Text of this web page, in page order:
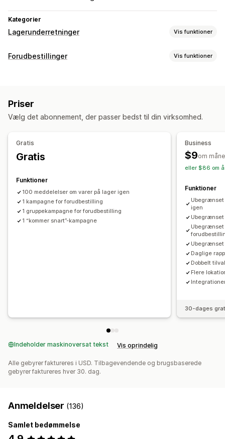
Kategorier
Lagerunderretninger Vis funktioner
Notifikationer
Prisfald
Indstillinger for underretninger
Skabeloner til notifikationer
Analyser og rapportering
Kundeefterspørgsel
Lagerrapporter
Effektivitetsrapporter
Lagersporing
Forudbestillinger Vis funktioner
Produktlanceringer
Mailnotifikationer
Varianter
Betalingsmuligheder
Indbetalinger
Delvise betalinger
Rabatter
Blandet indkøbskurv
Priser
Vælg det abonnement, der passer bedst til din virksomhed.
Gratis
Gratis
Funktioner
100 meddelelser om varer på lager igen
1 kampagne for forudbestilling
1 gruppekampagne for forudbestilling
1 “kommer snart”-kampagne
Business
$9om
eller $86 om
Funktioner
Ubegrænset
igen
Ubegrænset
Ubegrænset
Daglige
Dobbelt
Flere
30-dages
Indeholder maskinoversat tekst Vis oprindelig
Alle gebyrer faktureres i USD. Tilbagevendende og brugsbaserede
gebyrer faktureres hver 30. dag.
Anmeldelser (136)
Samlet bedømmelse